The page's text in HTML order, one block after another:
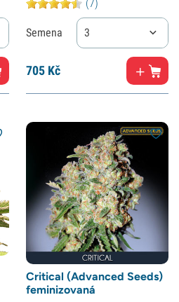
(7)
Semena 3
705 Kč
Critical (Advanced Seeds)
feminizovaná